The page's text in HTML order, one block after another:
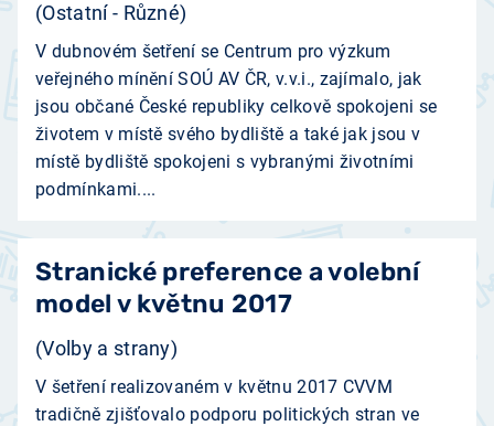
(Ostatní - Různé)
V dubnovém šetření se Centrum pro výzkum
veřejného mínění SOÚ AV ČR, v.v.i., zajímalo, jak
jsou občané České republiky celkově spokojeni se
životem v místě svého bydliště a také jak jsou v
místě bydliště spokojeni s vybranými životními
podmínkami....
Stranické preference a volební
model v květnu 2017
(Volby a strany)
V šetření realizovaném v květnu 2017 CVVM
tradičně zjišťovalo podporu politických stran ve